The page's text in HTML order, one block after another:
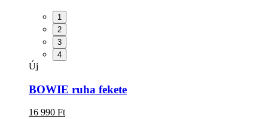
1
2
3
4
Új
BOWIE ruha fekete
16 990 Ft